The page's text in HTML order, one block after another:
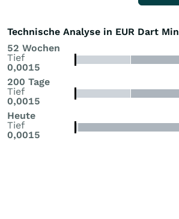
Technische Analyse in EUR Dart
52 Wochen
Tief
0,0015
200 Tage
Tief
0,0015
Heute
Tief
0,0015